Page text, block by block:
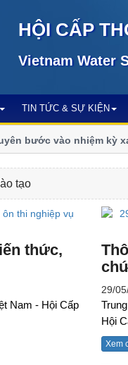
HỘI CẤP
Vietnam Water
TIN TỨC & SỰ KIỆN
bước vào nhiệm kỳ xanh
tạo
thức,
Nam - Hội Cấp
29/
Hội
Xem